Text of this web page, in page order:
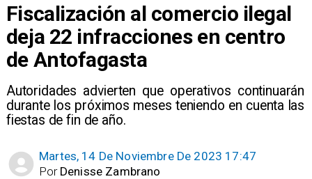
Fiscalización al comercio ilegal
deja 22 infracciones en centro
de Antofagasta
Autoridades advierten que operativos continuarán
durante los próximos meses teniendo en cuenta las
fiestas de fin de año.
Martes, 14 De Noviembre De 2023 17:47
Denisse Zambrano
Por